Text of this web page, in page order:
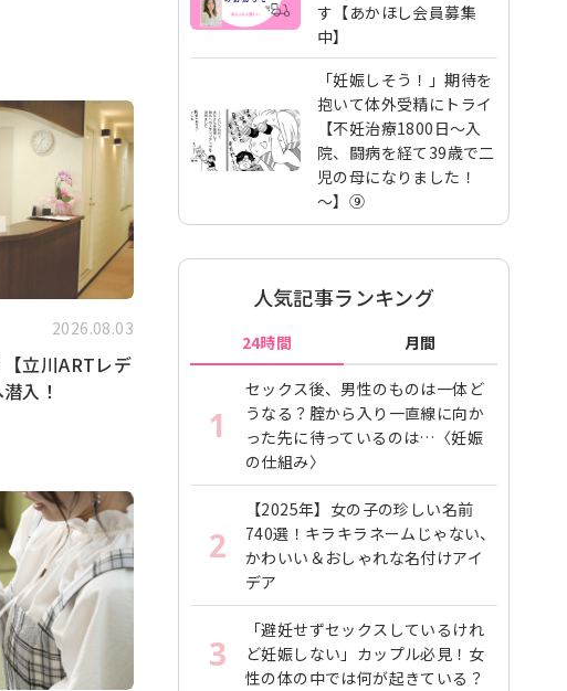
2026.08.03
立川ARTレデ
入！
す【あかほし会員募集
中】
「妊娠しそう！」期待を
抱いて体外受精にトライ
【不妊治療1800日～入
院、闘病を経て39歳で二
児の母になりました！
～】⑨
人気記事ランキング
24時間 月間
1
セックス後、男性のものは一体ど
うなる？腟から入り一直線に向か
った先に待っているのは…〈妊娠
の仕組み〉
2
【2025年】女の子の珍しい名前
740選！キラキラネームじゃない、
かわいい＆おしゃれな名付けアイ
デア
3
「避妊せずセックスしているけれ
ど妊娠しない」カップル必見！女
性の体の中では何が起きている？